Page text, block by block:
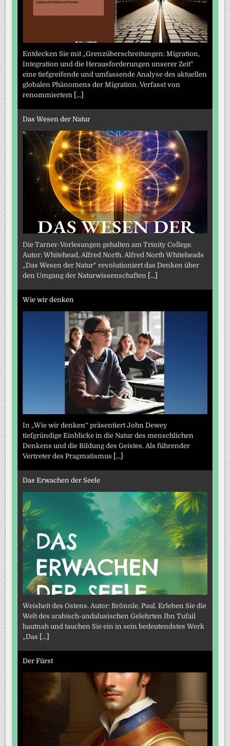
Entdecken Sie mit „Grenzüberschreitungen: Migration,
Integration und die Herausforderungen unserer Zeit“
eine tiefgreifende und umfassende Analyse des aktuellen
globalen Phänomens der Migration. Verfasst von
renommiertem [...]
Das Wesen der Natur
Die Tarner-Vorlesungen gehalten am Trinity College.
Autor: Whitehead, Alfred North. Alfred North Whiteheads
„Das Wesen der Natur“ revolutioniert das Denken über
den Umgang der Naturwissenschaften [...]
Wie wir denken
In „Wie wir denken“ präsentiert John Dewey
tiefgründige Einblicke in die Natur des menschlichen
Denkens und die Bildung des Geistes. Als führender
Vertreter des Pragmatismus [...]
Das Erwachen der Seele
Weisheit des Ostens. Autor: Brönnle, Paul. Erleben Sie die
Welt des arabisch-andalusischen Gelehrten Ibn Tufail
hautnah und tauchen Sie ein in sein bedeutendstes Werk
„Das [...]
Der Fürst